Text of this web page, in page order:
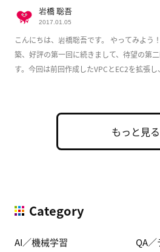
こんにちは、岩橋聡吾です。 やってみよう
築、好評の第一回に続きまして、待望の第
す。今回は前回作成したVPCとEC2を拡張
岩橋 聡吾
2017.01.05
もっと見る
Category
AI／機械学習 QA／